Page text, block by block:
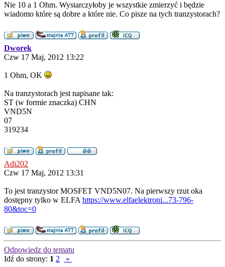
Nie 10 a 1 Ohm. Wystarczyłoby je wszystkie zmierzyć i będzie
wiadomo które są dobre a które nie. Co pisze na tych tranzystorach?
Dworek
Czw 17 Maj, 2012 13:22
1 Ohm, OK
Na tranzystorach jest napisane tak:
ST (w formie znaczka) CHN
VND5N
07
319234
Adi202
Czw 17 Maj, 2012 13:31
To jest tranzystor MOSFET VND5N07. Na pierwszy rzut oka
dostępny tylko w ELFA https://www.elfaelektroni...73-796-
80&toc=0
Odpowiedz do tematu
Idź do strony: 1 2 »